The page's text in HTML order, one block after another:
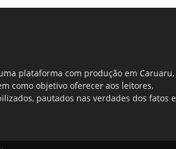
plataforma com produção em Caruaru,
como objetivo oferecer aos leitores,
pautados nas verdades dos fatos e